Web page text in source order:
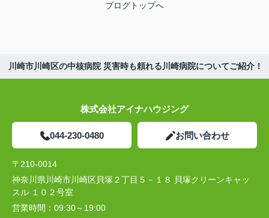
ブログトップへ
川崎市川崎区の中核病院 災害時も頼れる川崎病院についてご紹介！
株式会社アイナハウジング
044-230-0480 お問い合わせ
〒210-0014
神奈川県川崎市川崎区貝塚２丁目５－１８ 貝塚クリーンキャッ
スル １０２号室
営業時間： 09:30～19:00